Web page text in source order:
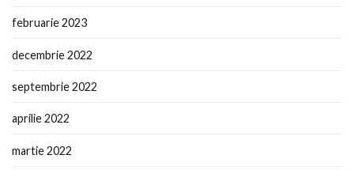
februarie 2023
decembrie 2022
septembrie 2022
aprilie 2022
martie 2022